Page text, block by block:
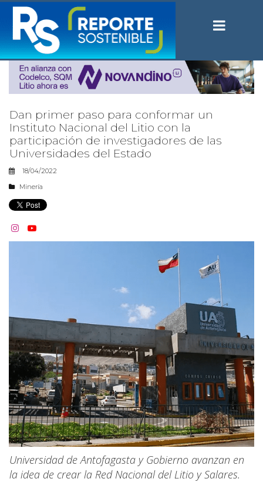
Dan primer paso para conformar un
Instituto Nacional del Litio con la
participación de investigadores de las
Universidades del Estado
18/04/2022
Minería
 
Universidad de Antofagasta y Gobierno avanzan en
la idea de crear la Red Nacional del Litio y Salares.